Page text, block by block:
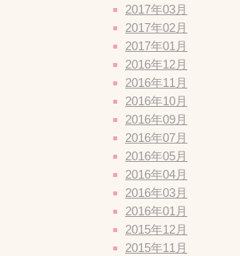
2017年03月
2017年02月
2017年01月
2016年12月
2016年11月
2016年10月
2016年09月
2016年07月
2016年05月
2016年04月
2016年03月
2016年01月
2015年12月
2015年11月